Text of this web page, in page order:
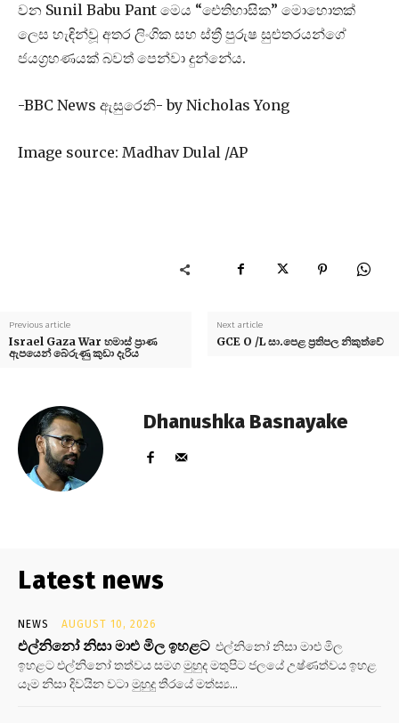
වන Sunil Babu Pant මෙය “ඓතිහාසික” මොහොතක්
ලෙස හැඳින්වූ අතර ලිංගික සහ ස්ත්‍රී පුරුෂ සුළුතරයන්ගේ
ජයග්‍රහණයක් බවත් පෙන්වා දුන්නේය.
-BBC News ඇසුරෙනි- by Nicholas Yong
Image source: Madhav Dulal /AP
Previous article
Israel Gaza War හමාස් ප්‍රාණ
ඇපයෙන් බේරුණු කුඩා දැරිය
Next article
GCE O /L සා.පෙළ ප්‍රතිපල නිකුත්වේ
Dhanushka Basnayake
Latest news
NEWS AUGUST 10, 2026
එල්නිනෝ නිසා මාළු මිල ඉහළට එල්නිනෝ නිසා මාළු මිල
ඉහළට එල්නිනෝ තත්වය සමග මුහුද මතුපිට ජලයේ උෂ්ණත්වය ඉහළ
යෑම නිසා දිවයින වටා මුහුදු තීරයේ මත්ස්‍ය...